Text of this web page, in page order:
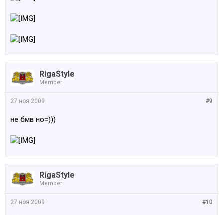
RigaStyle
Member
#9
27 ноя 2009
не бмв но=)))
RigaStyle
Member
#10
27 ноя 2009